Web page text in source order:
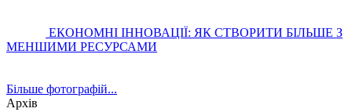
ЕКОНОМНІ ІННОВАЦІЇ: ЯК СТВОРИТИ БІЛЬШЕ З
МЕНШИМИ РЕСУРСАМИ
Більше фотографій...
Архів